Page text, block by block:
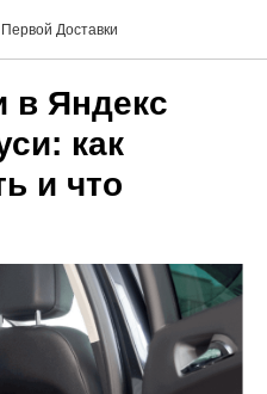
Доставки
Яндекс
как
и что